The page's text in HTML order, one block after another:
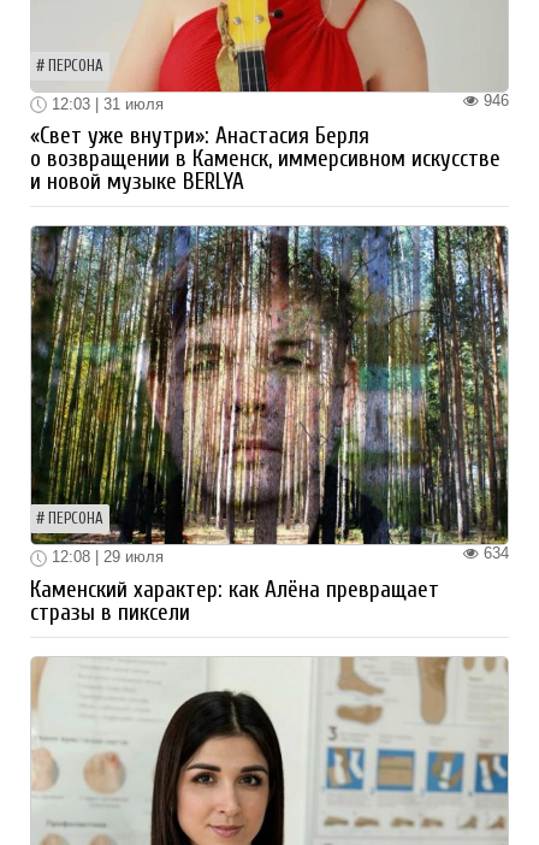
ПЕРСОНА
946
12:03 | 31 июля
«Свет уже внутри»: Анастасия Берля
о возвращении в Каменск, иммерсивном искусстве
и новой музыке BERLYA
ПЕРСОНА
634
12:08 | 29 июля
Каменский характер: как Алёна превращает
стразы в пиксели